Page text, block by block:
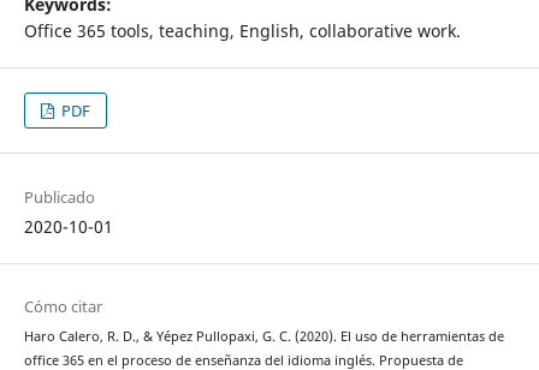
Keywords:
Office 365 tools, teaching, English, collaborative work.
PDF
Publicado
2020-10-01
Cómo citar
Haro Calero, R. D., & Yépez Pullopaxi, G. C. (2020). El uso de herramientas de
office 365 en el proceso de enseñanza del idioma inglés. Propuesta de